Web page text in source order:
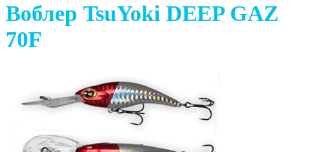
Воблер TsuYoki DEEP GAZ
70F